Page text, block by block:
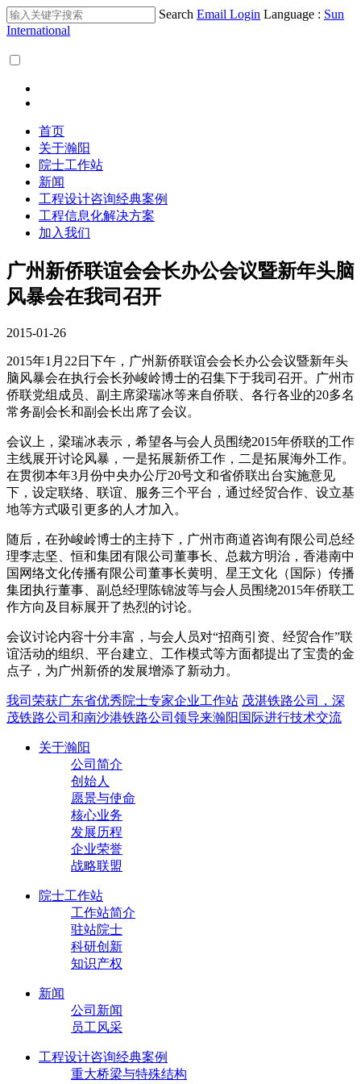
Search Email Login Language : Sun
International
首页
关于瀚阳
院士工作站
新闻
工程设计咨询经典案例
工程信息化解决方案
加入我们
广州新侨联谊会会长办公会议暨新年头脑
风暴会在我司召开
2015-01-26
2015年1月22日下午，广州新侨联谊会会长办公会议暨新年头
脑风暴会在执行会长孙峻岭博士的召集下于我司召开。广州市
侨联党组成员、副主席梁瑞冰等来自侨联、各行各业的20多名
常务副会长和副会长出席了会议。
会议上，梁瑞冰表示，希望各与会人员围绕2015年侨联的工作
主线展开讨论风暴，一是拓展新侨工作，二是拓展海外工作。
在贯彻本年3月份中央办公厅20号文和省侨联出台实施意见
下，设定联络、联谊、服务三个平台，通过经贸合作、设立基
地等方式吸引更多的人才加入。
随后，在孙峻岭博士的主持下，广州市商道咨询有限公司总经
理李志坚、恒和集团有限公司董事长、总裁方明治，香港南中
国网络文化传播有限公司董事长黄明、星王文化（国际）传播
集团执行董事、副总经理陈锦波等与会人员围绕2015年侨联工
作方向及目标展开了热烈的讨论。
会议讨论内容十分丰富，与会人员对“招商引资、经贸合作”联
谊活动的组织、平台建立、工作模式等方面都提出了宝贵的金
点子，为广州新侨的发展增添了新动力。
我司荣获广东省优秀院士专家企业工作站 茂湛铁路公司，深
茂铁路公司和南沙港铁路公司领导来瀚阳国际进行技术交流
关于瀚阳
公司简介
创始人
愿景与使命
核心业务
发展历程
企业荣誉
战略联盟
院士工作站
工作站简介
驻站院士
科研创新
知识产权
新闻
公司新闻
员工风采
工程设计咨询经典案例
重大桥梁与特殊结构